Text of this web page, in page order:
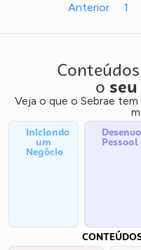
Anterior 1
o
Veja o que o Sebrae
Iniciando
um
Negócio
Pessoal